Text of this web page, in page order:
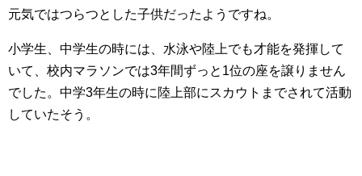
元気ではつらつとした子供だったようですね。
小学生、中学生の時には、水泳や陸上でも才能を発揮して
いて、校内マラソンでは3年間ずっと1位の座を譲りません
でした。中学3年生の時に陸上部にスカウトまでされて活動
していたそう。